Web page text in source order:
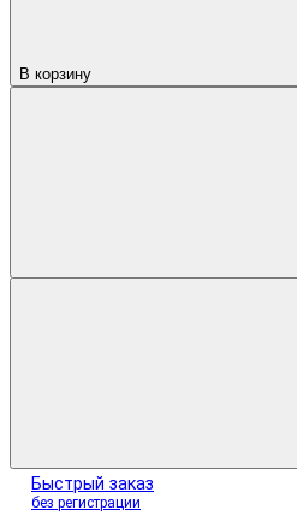
В корзину
Быстрый заказ
без регистрации